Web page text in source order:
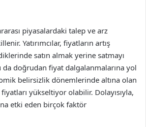
piyasalardaki talep ve arz
Yatırımcılar, fiyatların artış
satın almak yerine satmayı
doğrudan fiyat dalgalanmalarına yol
belirsizlik dönemlerinde altına olan
yükseltiyor olabilir. Dolayısıyla,
etki eden birçok faktör